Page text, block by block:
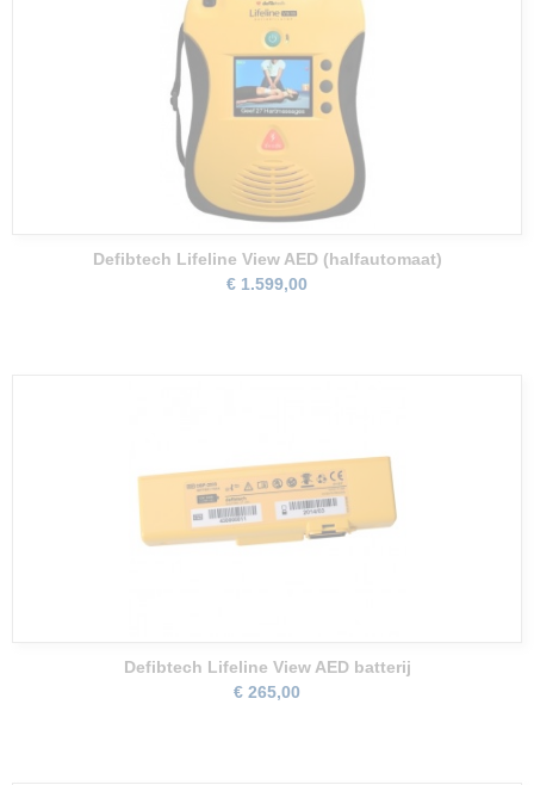
Defibtech Lifeline View AED (halfautomaat)
€ 1.599,00
Defibtech Lifeline View AED batterij
€ 265,00